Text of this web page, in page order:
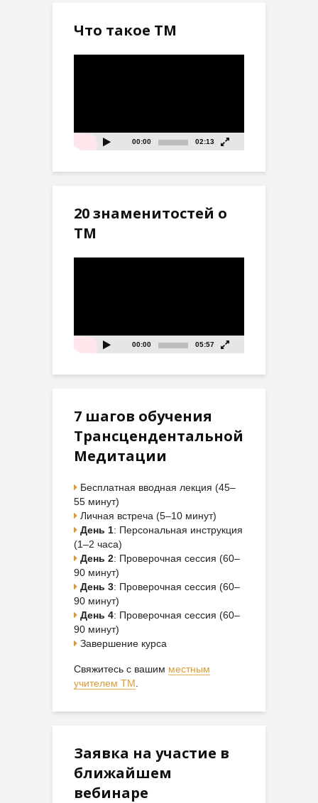
Что такое ТМ
00:00 02:13
20 знаменитостей о
ТМ
00:00 05:57
7 шагов обучения
Трансцендентальной
Медитации
Бесплатная вводная лекция (45–
55 минут)
Личная встреча (5–10 минут)
День 1: Персональная инструкция
(1–2 часа)
День 2: Проверочная сессия (60–
90 минут)
День 3: Проверочная сессия (60–
90 минут)
День 4: Проверочная сессия (60–
90 минут)
Завершение курса
Свяжитесь с вашим местным
учителем ТМ
Заявка на участие в
ближайшем
вебинаре